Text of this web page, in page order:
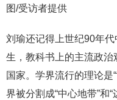
图/受访者提供
刘瑜还记得上世纪90年
生，教科书上的主流政治
国家。学界流行的理论是
界被分割成“中心地带”和